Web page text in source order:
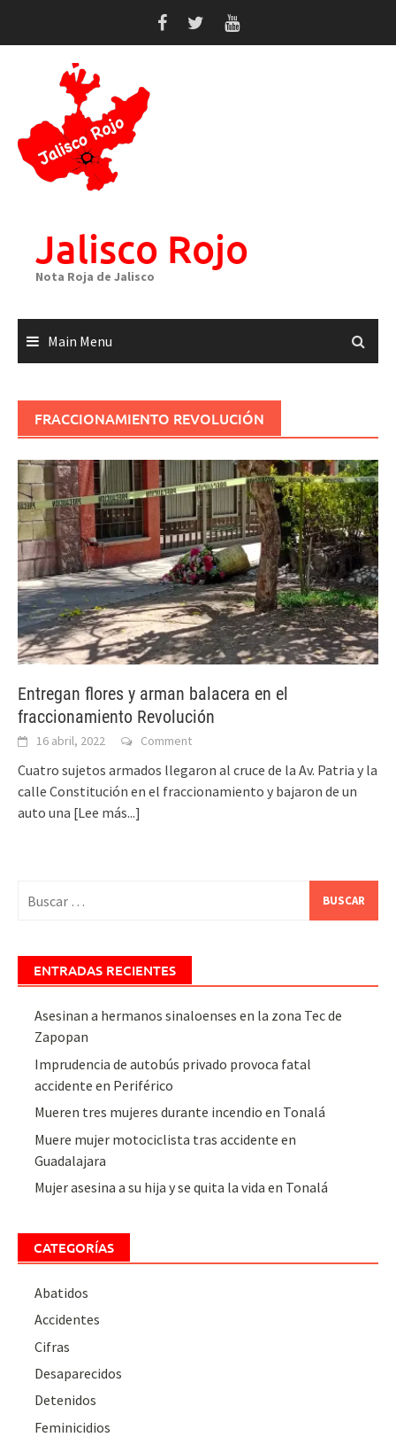
Jalisco Rojo
Nota Roja de Jalisco
Main Menu
FRACCIONAMIENTO REVOLUCIÓN
Entregan flores y arman balacera en el
fraccionamiento Revolución
16 abril, 2022 Comment
Cuatro sujetos armados llegaron al cruce de la Av. Patria y la
calle Constitución en el fraccionamiento y bajaron de un
auto una [Lee más...]
ENTRADAS RECIENTES
Asesinan a hermanos sinaloenses en la zona Tec de
Zapopan
Imprudencia de autobús privado provoca fatal
accidente en Periférico
Mueren tres mujeres durante incendio en Tonalá
Muere mujer motociclista tras accidente en
Guadalajara
Mujer asesina a su hija y se quita la vida en Tonalá
CATEGORÍAS
Abatidos
Accidentes
Cifras
Desaparecidos
Detenidos
Feminicidios